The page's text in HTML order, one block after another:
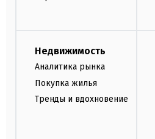
Недвижимость
Аналитика рынка
Покупка жилья
Тренды и вдохновение